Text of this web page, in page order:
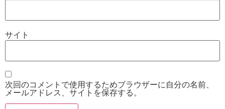
サイト
次回のコメントで使用するためブラウザーに自分の名前、
メールアドレス、サイトを保存する。